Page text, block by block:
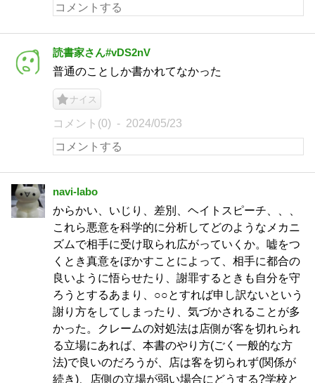
読書家さん#vDS2nV
普通のことしか書かれてなかった
ナイス
コメント(0) 2024/05/23
navi-labo
からかい、いじり、差別、ヘイトスピーチ、、、
これら悪意を科学的に分析してどのようなメカニ
ズムで相手に受け取られ広がっていくか。嘘をつ
くとき真意をぼかすことによって、相手に都合の
良いように悟らせたり、謝罪するときも自分を守
ろうとするあまり、○○とすれば申し訳ないという
謝り方をしてしまったり、気づかされることが多
かった。クレームの対処法は店側が客を切れられ
る立場にあれば、本書のやり方(ごく一般的な方
法)で良いのだろうが、店は客を切られず(関係が
続き)、店側の立場が弱い場合にどうする?学校と